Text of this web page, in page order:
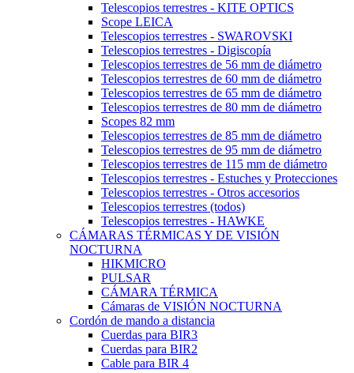
Telescopios terrestres - KITE OPTICS
Scope LEICA
Telescopios terrestres - SWAROVSKI
Telescopios terrestres - Digiscopía
Telescopios terrestres de 56 mm de diámetro
Telescopios terrestres de 60 mm de diámetro
Telescopios terrestres de 65 mm de diámetro
Telescopios terrestres de 80 mm de diámetro
Scopes 82 mm
Telescopios terrestres de 85 mm de diámetro
Telescopios terrestres de 95 mm de diámetro
Telescopios terrestres de 115 mm de diámetro
Telescopios terrestres - Estuches y Protecciones
Telescopios terrestres - Otros accesorios
Telescopios terrestres (todos)
Telescopios terrestres - HAWKE
CÁMARAS TÉRMICAS Y DE VISIÓN
NOCTURNA
HIKMICRO
PULSAR
CÁMARA TÉRMICA
Cámaras de VISIÓN NOCTURNA
Cordón de mando a distancia
Cuerdas para BIR3
Cuerdas para BIR2
Cable para BIR 4